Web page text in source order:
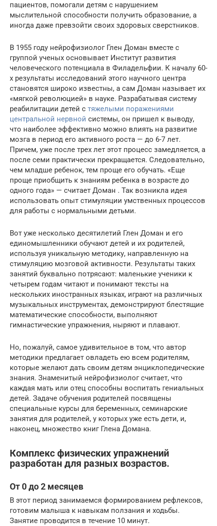
пациентов, помогали детям с нарушением
мыслительной способности получить образование, а
иногда даже превзойти своих здоровых сверстников.
В 1955 году нейрофизиолог Глен Доман вместе с
группой ученых основывает Институт развития
человеческого потенциала в Филадельфии. К началу 60-
х результаты исследований этого научного центра
становятся широко известны, а сам Доман называет их
«мягкой революцией» в науке. Разрабатывая систему
реабилитации детей с тяжелыми поражениями
центральной нервной системы, он пришел к выводу,
что наиболее эффективно можно влиять на развитие
мозга в период его активного роста — до 6-7 лет.
Причем, уже после трех лет этот процесс замедляется, а
после семи практически прекращается. Следовательно,
чем младше ребенок, тем проще его обучать. «Еще
проще приобщить к знаниям ребенка в возрасте до
одного года» — считает Доман . Так возникла идея
использовать опыт стимуляции умственных процессов
для работы с нормальными детьми.
Вот уже несколько десятилетий Глен Доман и его
единомышленники обучают детей и их родителей,
используя уникальную методику, направленную на
стимуляцию мозговой активности. Результаты таких
занятий буквально потрясают: маленькие ученики к
четырем годам читают и понимают тексты на
нескольких иностранных языках, играют на различных
музыкальных инструментах, демонстрируют блестящие
математические способности, выполняют
гимнастические упражнения, ныряют и плавают.
Но, пожалуй, самое удивительное в том, что автор
методики предлагает овладеть ею всем родителям,
которые желают дать своим детям энциклопедические
знания. Знаменитый нейрофизиолог считает, что
каждая мать или отец способны воспитать гениальных
детей. Задаче обучения родителей посвящены
специальные курсы для беременных, семинарские
занятия для родителей, у которых уже есть дети, и,
наконец, множество книг Глена Домана.
Комплекс физических упражнений
разработан для разных возрастов.
От 0 до 2 месяцев
В этот период занимаемся формированием рефлексов,
готовим малыша к навыкам ползания и ходьбы.
Занятие проводится в течение 10 минут.